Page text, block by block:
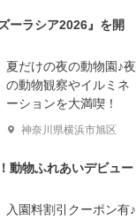
ラシア2026』を開
夏だけの夜の動物園♪夜
の動物観察やイルミネ
ーションを大満喫！
神奈川県横浜市旭区
動物ふれあいデビュー
入園料割引クーポン有♪